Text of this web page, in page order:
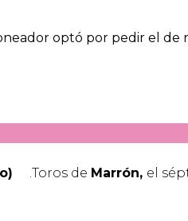
optó por pedir el de
.Toros de Marrón, el